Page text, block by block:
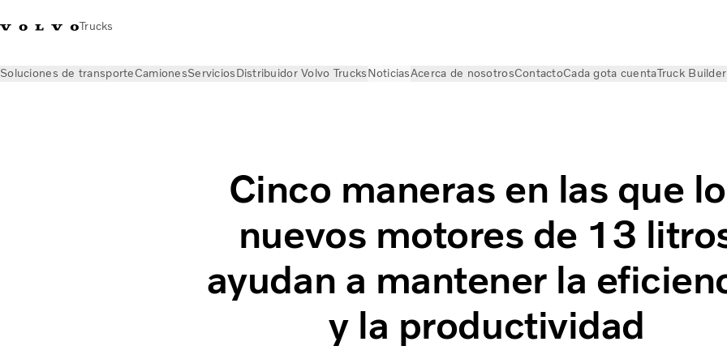
Trucks
Soluciones de transporteCamionesServiciosDistribuidor Volvo TrucksNoticiasAcerca de nosotrosContactoCada gota cuentaTruck Builder
Cinco maneras en las que
nuevos motores de 13
ayudan a mantener la
y la productividad